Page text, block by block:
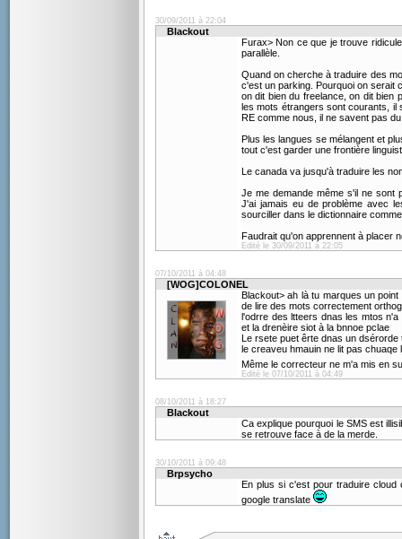
30/09/2011 à 22:04
Blackout
Furax> Non ce que je trouve
parallèle.
Quand on cherche à traduire des
c'est un parking. Pourquoi on serait
on dit bien du freelance, on dit bien
les mots étrangers sont courants, il
RE comme nous, il ne savent pas
Plus les langues se mélangent et
tout c'est garder une frontière
Le canada va jusqu'à traduire les
Je me demande même s'il ne sont
J'ai jamais eu de problème avec
sourciller dans le dictionnaire
Faudrait qu'on apprennent à placer
Edité le 30/09/2011 à 22:05
07/10/2011 à 04:48
[WOG]COLONEL
Blackout> ah là tu marques un
de lire des mots correctement
l'odrre des ltteers dnas les mtos
et la drenèire siot à la bnnoe pclae
Le rsete puet êrte dnas un
le creaveu hmauin ne lit pas
Même le correcteur ne m'a mis en
Edité le 07/10/2011 à 04:49
08/10/2011 à 18:27
Blackout
Ca explique pourquoi le SMS est
se retrouve face à de la merde.
30/10/2011 à 09:48
Brpsycho
En plus si c'est pour traduire cloud
google translate